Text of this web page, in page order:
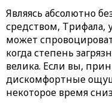
Являясь абсолютно
средством, Трифала,
может
когда степень
велика. Если вы,
дискомфортные
некоторое время